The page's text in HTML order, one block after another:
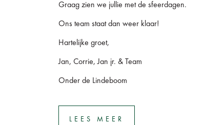
Graag zien we jullie met de sfeerdagen.
Ons team staat dan weer klaar!
Hartelijke groet,
Jan, Corrie, Jan jr. & Team
Onder de Lindeboom
LEES MEER